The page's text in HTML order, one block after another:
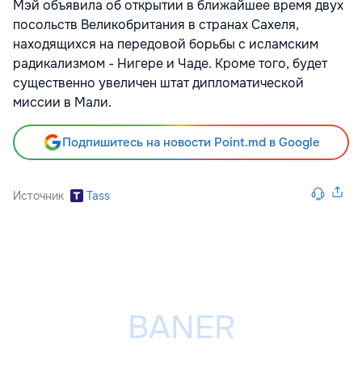
Мэй объявила об открытии в ближайшее время двух
посольств Великобритания в странах Сахеля,
находящихся на передовой борьбы с исламским
радикализмом - Нигере и Чаде. Кроме того, будет
существенно увеличен штат дипломатической
миссии в Мали.
Подпишитесь на новости Point.md в Google
Источник Tass